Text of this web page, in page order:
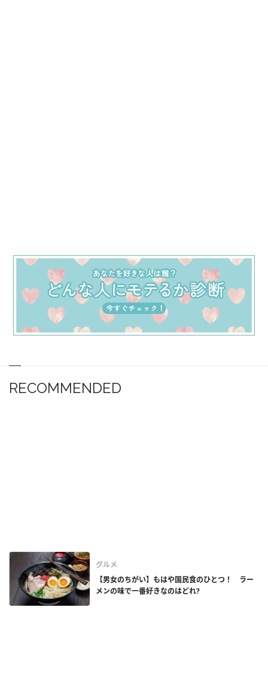
RECOMMENDED
グルメ
【男女のちがい】もはや国民食のひとつ！ ラー
メンの味で一番好きなのはどれ?